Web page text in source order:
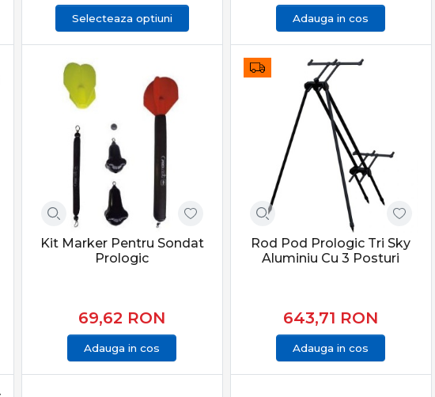
Selecteaza optiuni Adauga in cos
Kit Marker Pentru Sondat
Prologic
69,62 RON
Adauga in cos
Rod Pod Prologic Tri Sky
Aluminiu Cu 3 Posturi
643,71 RON
Adauga in cos